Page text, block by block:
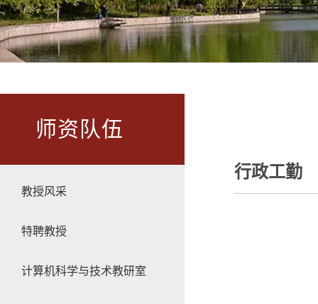
师资队伍
教授风采
特聘教授
计算机科学与技术教研室
行政工勤